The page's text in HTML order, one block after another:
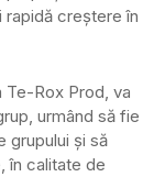
rapidă creștere în
Te-Rox Prod, va
urmând să fie
grupului și să
în calitate de